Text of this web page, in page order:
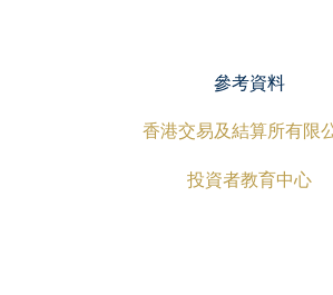
參考資料
香港交易及結算所有限
投資者教育中心